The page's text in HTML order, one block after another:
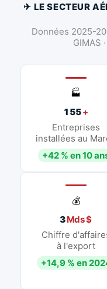
✈ LE SECTEUR
Données 2025-
GIMAS
🏭
155+
Entreprises
installées au
+42 % en 10
💰
3Mds $
Chiffre
à l'export
+14,9 % en